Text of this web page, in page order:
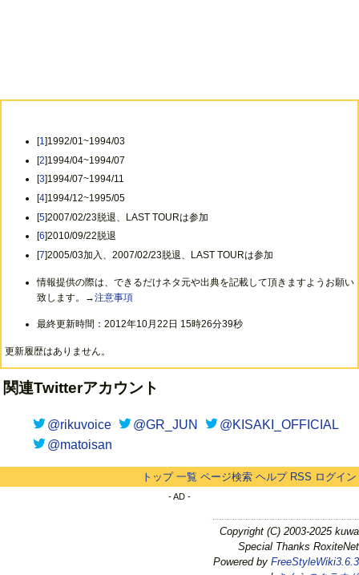
[1]1992/01~1994/03
[2]1994/04~1994/07
[3]1994/07~1994/11
[4]1994/12~1995/05
[5]2007/02/23脱退、LAST TOURは参加
[6]2010/09/22脱退
[7]2005/03加入、2007/02/23脱退、LAST TOURは参加
情報提供の際は、できるだけネタ元や出典を記載して頂きますようお願い
致します。→注意事項
最終更新時間：2012年10月22日 15時26分39秒
更新履歴はありません。
関連Twitterアカウント
@rikuvoice @GR_JUN
@KISAKI_OFFICIAL
@matoisan
トップ 一覧 ページ検索 ヘルプ RSS ログイン
- AD -
Copyright (C) 2003-2025 kuwa
Special Thanks RoxiteNet
Powered by FreeStyleWiki3.6.3